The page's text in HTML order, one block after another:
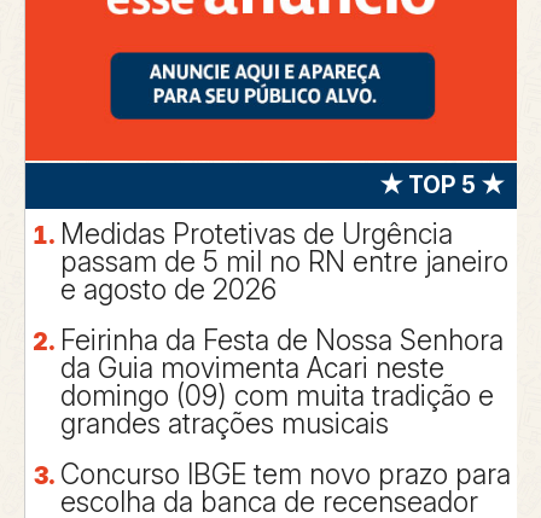
★ TOP 5 ★
Medidas Protetivas de Urgência
passam de 5 mil no RN entre janeiro
e agosto de 2026
Feirinha da Festa de Nossa Senhora
da Guia movimenta Acari neste
domingo (09) com muita tradição e
grandes atrações musicais
Concurso IBGE tem novo prazo para
escolha da banca de recenseador